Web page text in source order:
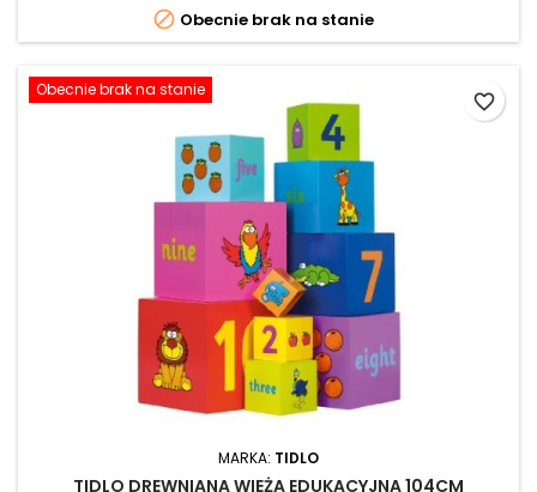
 Obecnie brak na stanie
Obecnie brak na stanie
MARKA: TIDLO
TIDLO DREWNIANA WIEŻA EDUKACYJNA 104CM
favorite_border